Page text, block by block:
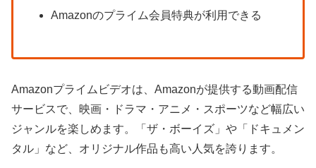
Amazonのプライム会員特典が利用できる
Amazonプライムビデオは、Amazonが提供する動画配信
サービスで、映画・ドラマ・アニメ・スポーツなど幅広い
ジャンルを楽しめます。「ザ・ボーイズ」や「ドキュメン
タル」など、オリジナル作品も高い人気を誇ります。